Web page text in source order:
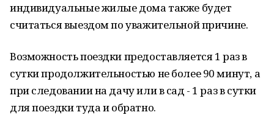
индивидуальные жилые дома также будет
считаться выездом по уважительной причине.
Возможность поездки предоставляется 1 раз в
сутки продолжительностью не более 90 минут, а
при следовании на дачу или в сад ­- 1 раз в сутки
для поездки туда и обратно.